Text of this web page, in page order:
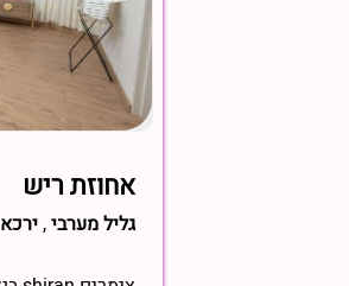
אחוזת ריש
גליל מערבי,ירכא